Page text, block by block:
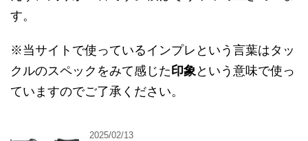
す。
※当サイトで使っているインプレという言葉はタッ
クルのスペックをみて感じた印象という意味で使っ
ていますのでご了承ください。
2025/02/13